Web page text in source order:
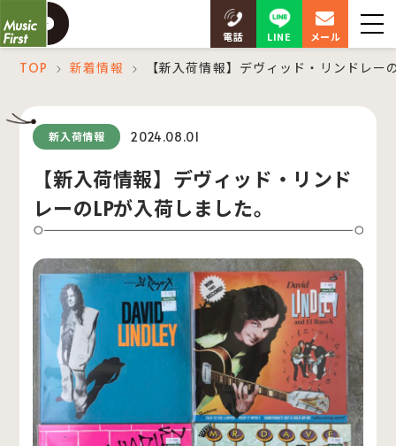
電話 LINE メール
TOP ＞ 新着情報 ＞ 【新入荷情報】デヴィッド・リンドレー
新入荷情報 2024.08.01
【新入荷情報】デヴィッド・リンド
レーのLPが入荷しました。